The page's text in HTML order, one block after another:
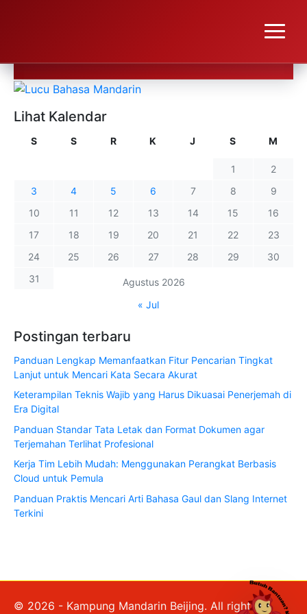
Lihat Kalendar
Agustus 2026
S S R K J S M
1
2
3
4 5 6 7 8
9
10
11 12 13 14 15
16
17
18 19 20 21 22
23
24
25 26 27 28 29
30
31
« Jul
Postingan terbaru
Panduan Lengkap Memanfaatkan Fitur Pencarian Tingkat
Lanjut untuk Mencari Kata Secara Akurat
Keterampilan Teknis Wajib yang Harus Dikuasai Penerjemah di
Era Digital
Panduan Standar Tata Letak dan Format Dokumen agar
Terjemahan Terlihat Profesional
Kerja Tim Lebih Mudah: Menggunakan Perangkat Berbasis
Cloud untuk Pemula
Panduan Praktis Mencari Arti Bahasa Gaul dan Slang Internet
Terkini
© 2026 - Kampung Mandarin Beijing. All rights